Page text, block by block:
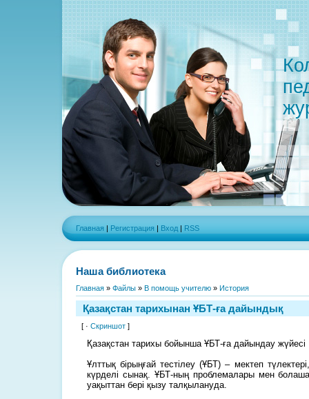
Главная | Регистрация | Вход | RSS
Наша библиотека
Главная » Файлы » В помощь учителю » История
Қазақстан тарихынан ҰБТ-ға дайындық
[ · Скриншот ]
Қазақстан тарихы бойынша ҰБТ-ға дайындау жүйесі
Ұлттық бірыңғай тестілеу (ҰБТ) – мектеп
күрделі сынақ. ҰБТ-ның проблемалары мен
уақыттан бері қызу талқылануда.